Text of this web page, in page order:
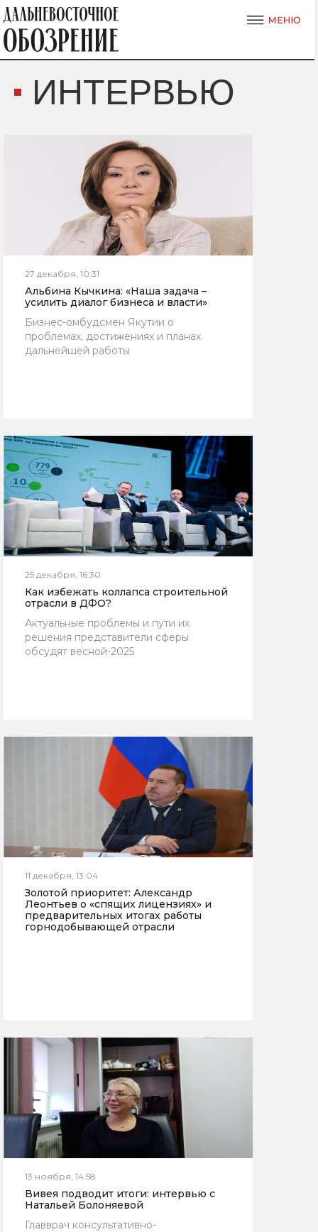
ИНТЕРВЬЮ
27 декабря, 10:31
Альбина Кычкина: «Наша задача –
усилить диалог бизнеса и власти»
Бизнес-омбудсмен Якутии о
проблемах, достижениях и планах
дальнейшей работы
25 декабря, 16:30
Как избежать коллапса строительной
отрасли в ДФО?
Актуальные проблемы и пути их
решения представители сферы
обсудят весной-2025
11 декабря, 13:04
Золотой приоритет: Александр
Леонтьев о «спящих лицензиях» и
предварительных итогах работы
горнодобывающей отрасли
13 ноября, 14:58
Вивея подводит итоги: интервью с
Натальей Болоняевой
Главврач консультативно-